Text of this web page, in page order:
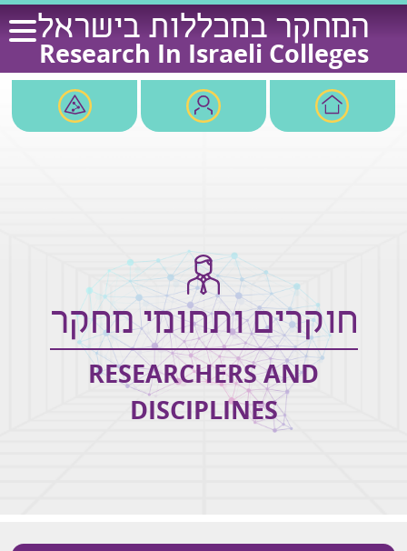
Skip
content
המחקר במכללות בישראל
Research In Israeli Colleges
חוקרים ותחומי מחקר
RESEARCHERS AND
DISCIPLINES